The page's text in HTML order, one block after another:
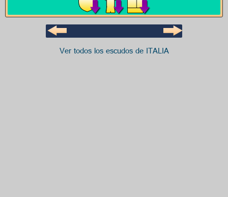
Ver todos los escudos de ITALIA